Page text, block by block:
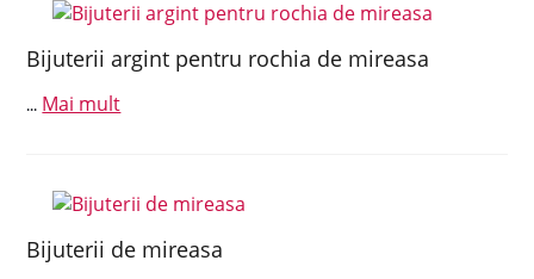
Bijuterii argint pentru rochia de mireasa
... Mai mult
Bijuterii de mireasa